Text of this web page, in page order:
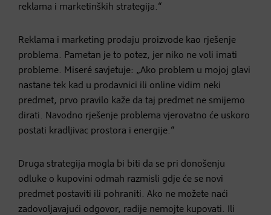
reklama i marketinških strategija.“
Reklama i marketing prodaju proizvode kao rješenje
problema. Pametan je to potez, jer niko ne voli imati
probleme. Miseré savjetuje: „Ako problem u mojoj glavi
nastane tek kad u prodavnici ili online vidim neki
predmet, prvo pravilo kaže da taj predmet ne smijemo
dirati. Navodno rješenje problema vjerovatno će uskoro
postati kradljivac prostora i energije.“
Druga strategija mogla bi biti da se pri donošenju
odluke o kupovini odmah razmisli gdje će se novi
predmet postaviti ili pohraniti. Ako ne možete naći
zadovoljavajući odgovor, radije nemojte kupovati. Ili